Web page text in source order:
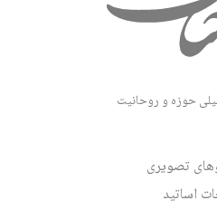
حوزه و روحانیت
تصویری
اساتید